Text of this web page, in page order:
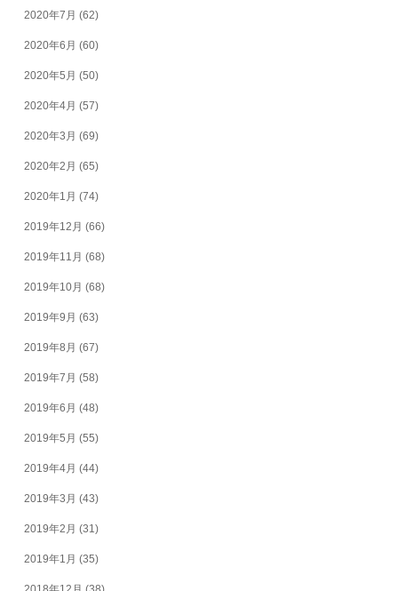
2020年7月 (62)
2020年6月 (60)
2020年5月 (50)
2020年4月 (57)
2020年3月 (69)
2020年2月 (65)
2020年1月 (74)
2019年12月 (66)
2019年11月 (68)
2019年10月 (68)
2019年9月 (63)
2019年8月 (67)
2019年7月 (58)
2019年6月 (48)
2019年5月 (55)
2019年4月 (44)
2019年3月 (43)
2019年2月 (31)
2019年1月 (35)